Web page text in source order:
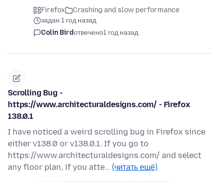
Firefox
Crashing and slow performance
задан 1 год назад
Colin Birdотвечено1 год назад
Scrolling Bug -
https://www.architecturaldesigns.com/ - Firefox
138.0.1
I have noticed a weird scrolling bug in Firefox since
either v138.0 or v138.0.1. If you go to
https://www.architecturaldesigns.com/ and select
any floor plan, if you atte… (читать ещё)